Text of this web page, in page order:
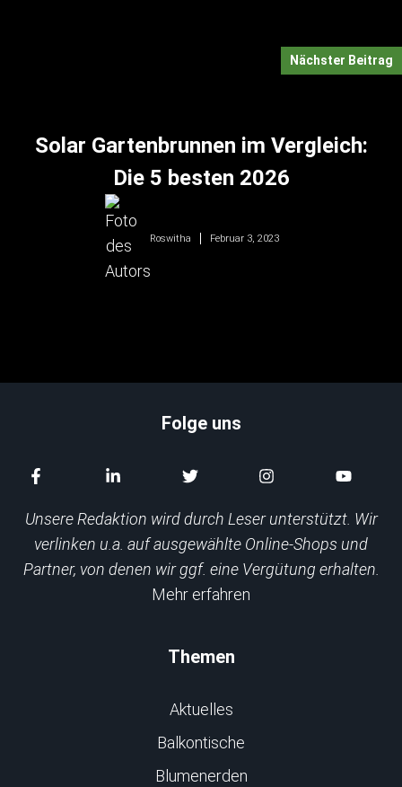
Nächster Beitrag
Solar Gartenbrunnen im Vergleich:
Die 5 besten 2026
Roswitha Februar 3, 2023
Folge uns
Unsere Redaktion wird durch Leser unterstützt. Wir
verlinken u.a. auf ausgewählte Online-Shops und
Partner, von denen wir ggf. eine Vergütung erhalten.
Mehr erfahren
Themen
Aktuelles
Balkontische
Blumenerden